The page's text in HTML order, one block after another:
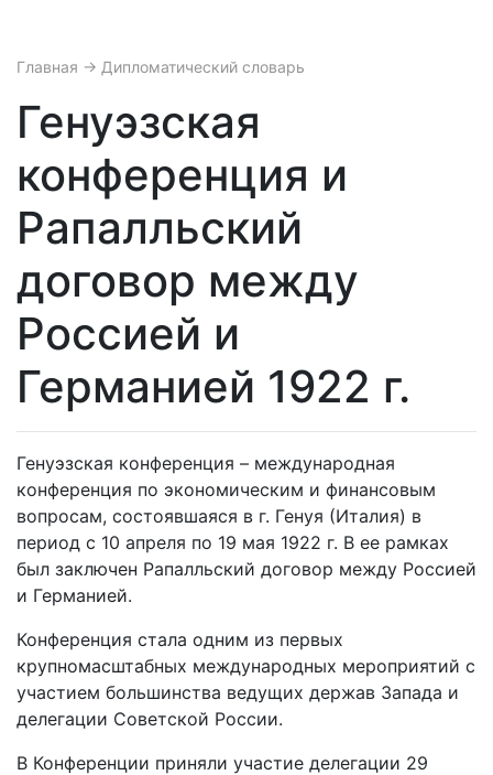
Главная → Дипломатический словарь
Генуэзская
конференция и
Рапалльский
договор между
Россией и
Германией 1922 г.
Генуэзская конференция – международная
конференция по экономическим и финансовым
вопросам, состоявшаяся в г. Генуя (Италия) в
период с 10 апреля по 19 мая 1922 г. В ее рамках
был заключен Рапалльский договор между Россией
и Германией.
Конференция стала одним из первых
крупномасштабных международных мероприятий с
участием большинства ведущих держав Запада и
делегации Советской России.
В Конференции приняли участие делегации 29